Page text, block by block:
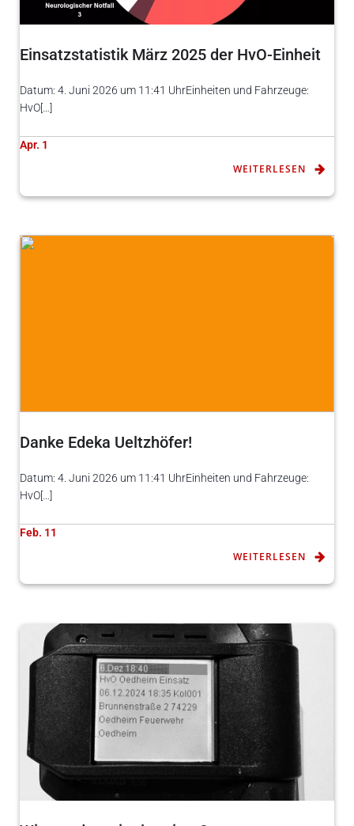
Einsatzstatistik März 2025 der HvO-Einheit
Datum: 4. Juni 2026 um 11:41 UhrEinheiten und Fahrzeuge:
HvO[…]
Apr. 1
WEITERLESEN
Danke Edeka Ueltzhöfer!
Datum: 4. Juni 2026 um 11:41 UhrEinheiten und Fahrzeuge:
HvO[…]
Feb. 11
WEITERLESEN